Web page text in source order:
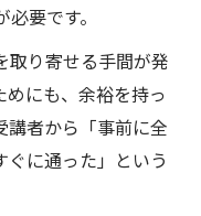
要です。
取り寄せる手間が発
にも、余裕を持っ
講者から「事前に全
に通った」という